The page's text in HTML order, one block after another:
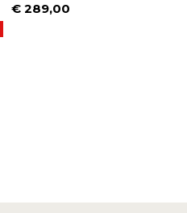
Prijs
€ 289,00